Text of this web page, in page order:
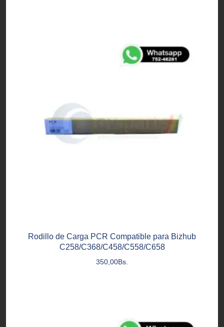
Rodillo de Carga PCR Compatible para Bizhub
C258/C368/C458/C558/C658
350,00Bs.